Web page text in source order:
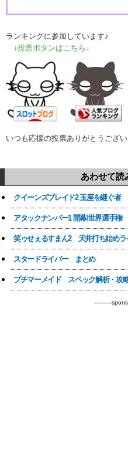
ランキングに参加しています♪
↓投票ボタンはこちら↓
いつも応援の投票ありがとうござ
あわせて読
クイーンズブレイド2 玉座を継ぐ者
アタックナンバー1 開幕!世界選手権
笑ゥせぇるすまん2 天井打ち始めラ
スタードライバー まとめ
プチマーメイド スペック解析・攻
----------